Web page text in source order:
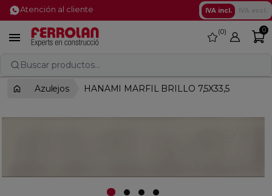
Atención al cliente IVA incl.
 favorite
0 0
Buscar productos...
Azulejos HANAMI MARFIL BRILLO 7,5X33,5